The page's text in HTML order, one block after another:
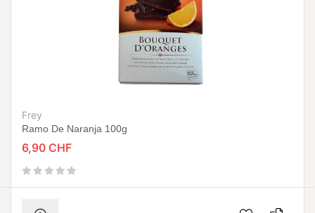
Frey
Ramo De Naranja 100g
6,90 CHF